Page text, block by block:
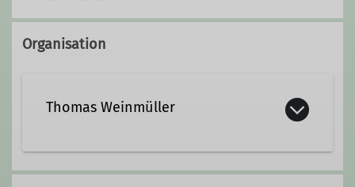
Organisation
Thomas Weinmüller
thomas.weinmueller@alpenverein-